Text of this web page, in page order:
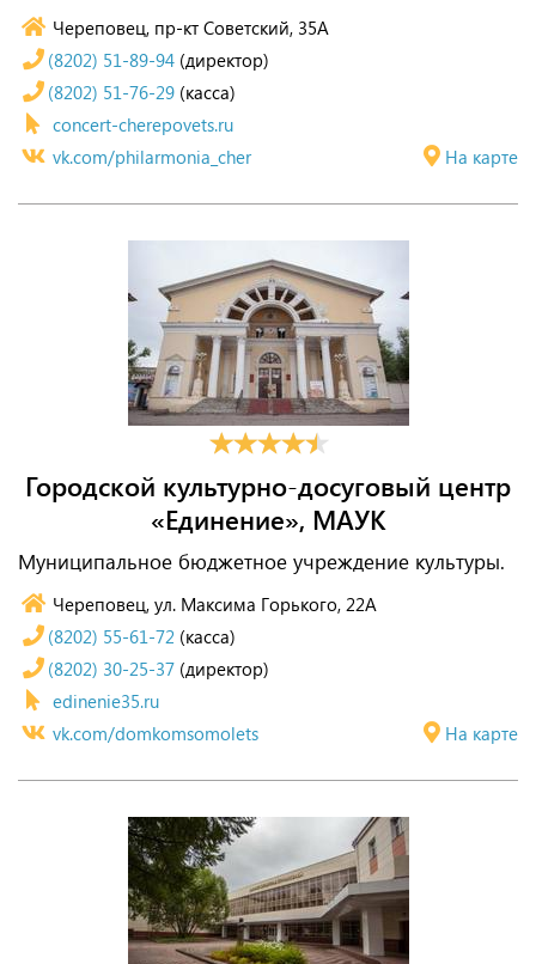
Череповец, пр-кт Советский, 35А
На карте
(8202) 51-89-94 (директор)
(8202) 51-76-29 (касса)
concert-cherepovets.ru
vk.com/philarmonia_cher
Городской культурно-досуговый центр
«Единение», МАУК
Муниципальное бюджетное учреждение культуры.
Череповец, ул. Максима Горького, 22А
На карте
(8202) 55-61-72 (касса)
(8202) 30-25-37 (директор)
edinenie35.ru
vk.com/domkomsomolets